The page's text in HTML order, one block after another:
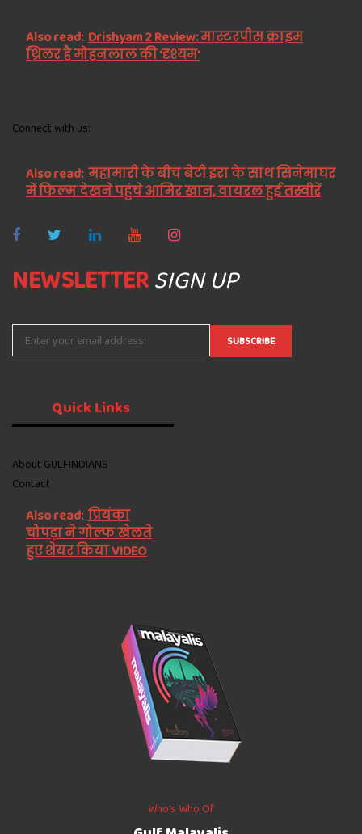
Also read: Drishyam 2 Review: मास्टरपीस क्राइम
थ्रिलर है मोहनलाल की 'दृश्यम'
Connect with us:
Also read: महामारी के बीच बेटी इरा के साथ सिनेमाघर
में फिल्म देखने पहुंचे आमिर खान, वायरल हुई तस्वीरें
NEWSLETTERSIGN UP
QuickLinks
About GULFINDIANS
Contact
Also read: प्रियंका
चोपड़ा ने गोल्फ खेलते
हुए शेयर किया VIDEO
Who’s Who Of